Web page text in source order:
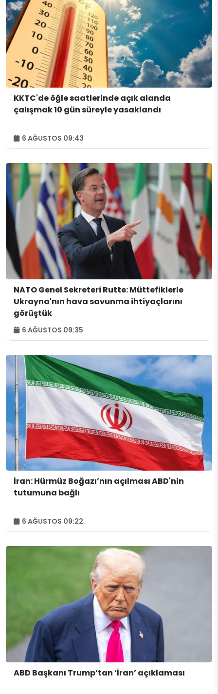
KKTC'de öğle saatlerinde açık alanda
çalışmak 10 gün süreyle yasaklandı
6 AĞUSTOS 09:43
NATO Genel Sekreteri Rutte: Müttefiklerle
Ukrayna'nın hava savunma ihtiyaçlarını
görüştük
6 AĞUSTOS 09:35
İran: Hürmüz Boğazı’nın açılması ABD'nin
tutumuna bağlı
6 AĞUSTOS 09:22
ABD Başkanı Trump’tan ‘İran’ açıklaması